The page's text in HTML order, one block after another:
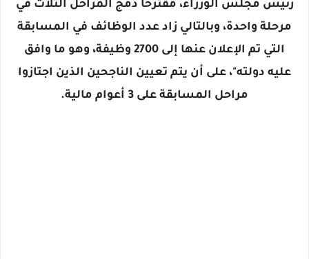
رئيس مجلس الوزراء، مقترحاً دمج المراحل الثلاث في
مرحلة واحدة، وبالتالي زاد عدد الوظائف في المسابقة
التي تم الإعلان عنها إلى 2700 وظيفة، وهو ما وافق
عليه دولته"، على أن يتم تعيين الناجحين الذين اجتازوا
مراحل المسابقة على 3 أعوام مالية.